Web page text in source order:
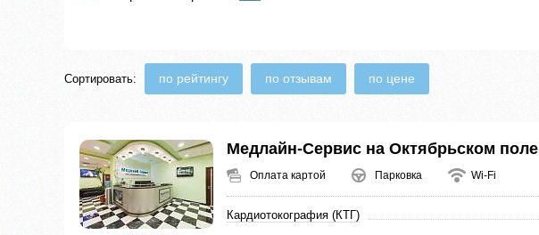
Сортировать: по рейтингу по отзывам по цене
Медлайн-Сервис на Октябрьском поле
Оплата картой Парковка Wi-Fi
Кардиотокография (КТГ)